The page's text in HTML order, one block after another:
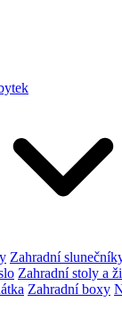
Zahradní
Zahradní stoly a
Zahradní boxy